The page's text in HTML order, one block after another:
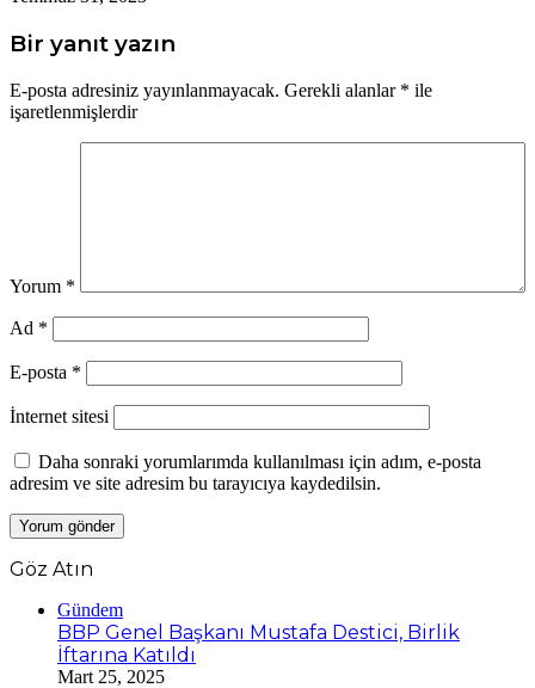
Bir yanıt yazın
E-posta adresiniz yayınlanmayacak. Gerekli alanlar * ile
işaretlenmişlerdir
Yorum *
Ad *
E-posta *
İnternet sitesi
Daha sonraki yorumlarımda kullanılması için adım, e-posta
adresim ve site adresim bu tarayıcıya kaydedilsin.
Göz Atın
Gündem
BBP Genel Başkanı Mustafa Destici, Birlik
İftarına Katıldı
Mart 25, 2025